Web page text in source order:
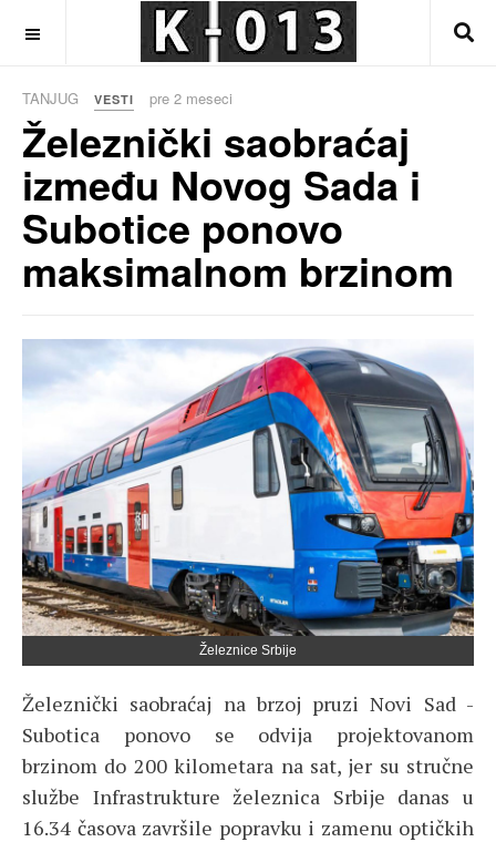
TANJUG VESTI pre 2 meseci
Železnički saobraćaj
između Novog Sada i
Subotice ponovo
maksimalnom brzinom
Železnice Srbije
Železnički saobraćaj na brzoj pruzi Novi Sad -
Subotica ponovo se odvija projektovanom
brzinom do 200 kilometara na sat, jer su stručne
službe Infrastrukture železnica Srbije danas u
16.34 časova završile popravku i zamenu optičkih